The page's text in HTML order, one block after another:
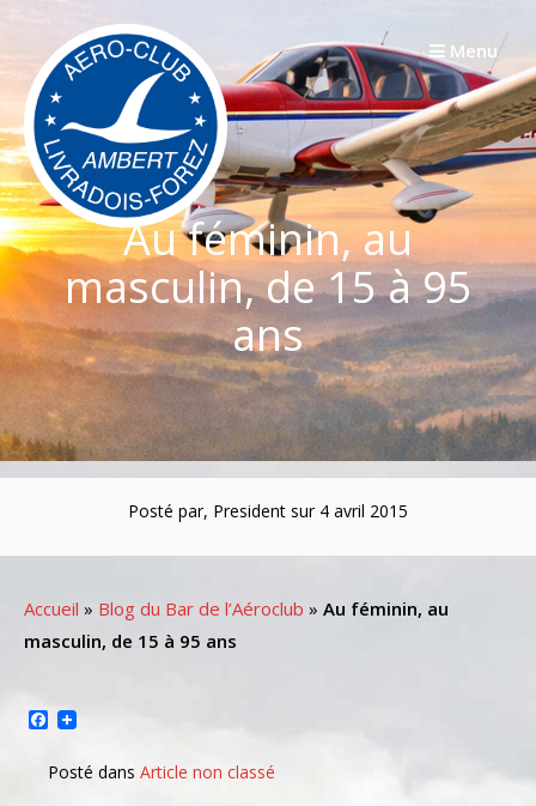
contenu
Menu
Au féminin, au
masculin, de 15 à 95
ans
Posté par, President sur 4 avril 2015
Accueil » Blog du Bar de l’Aéroclub » Au féminin, au
masculin, de 15 à 95 ans
Facebook
Posté dans Article non classé